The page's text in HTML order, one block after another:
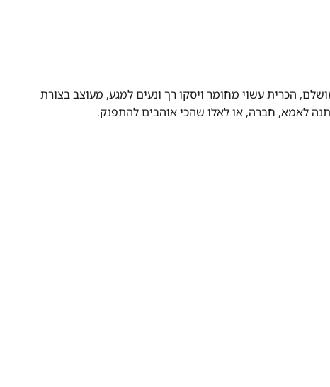
הכרית עשוי מחומר ויסקו רך ונעים למגע, מעוצב בצורת
לאמא, חברה, או לאלו שהכי אוהבים להתפנק.